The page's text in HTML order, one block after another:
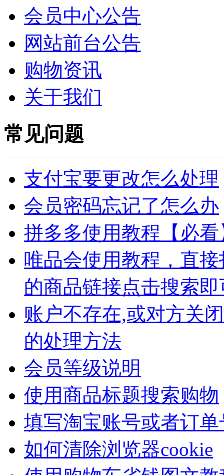
会员中心公告
网站前台公告
购物资讯
关于我们
常见问题
支付宝要更改怎么处理
会员密码忘记了怎么办
拼多多使用教程【必看
唯品会使用教程，直
的商品链接点击搜索即
账户不存在,或对方关
的处理方法
会员等级说明
使用商品标题搜索购物
填写淘宝账号或者订
如何清除浏览器cookie